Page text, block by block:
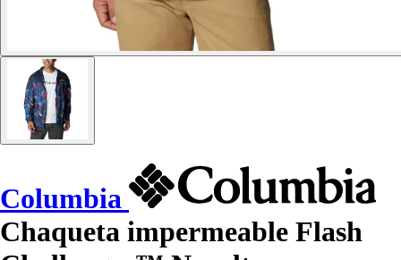
Columbia
Chaqueta impermeable Flash